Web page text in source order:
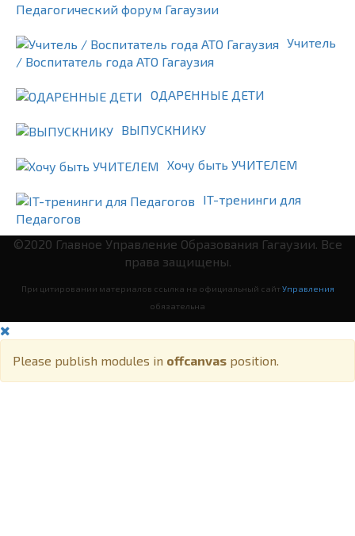
Педагогический форум Гагаузии
Учитель
/ Воспитатель года АТО Гагаузия
ОДАРЕННЫЕ ДЕТИ
ВЫПУСКНИКУ
Хочу быть УЧИТЕЛЕМ
IT-тренинги для
Педагогов
©2020 Главное Управление Образования Гагаузии. Все
права защищены.
При цитировании материалов ссылка на официальный сайтУправления
обязательна
Please publish modules in offcanvas position.